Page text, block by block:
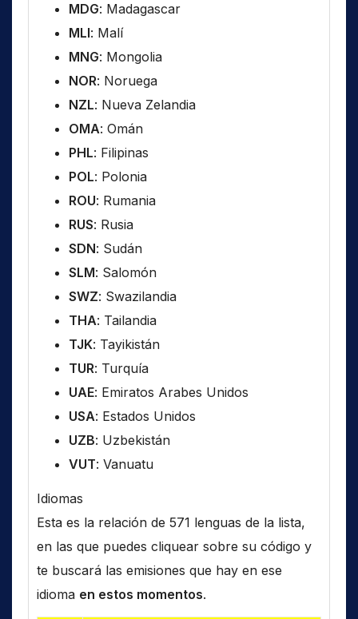
MDG: Madagascar
MLI: Malí
MNG: Mongolia
NOR: Noruega
NZL: Nueva Zelandia
OMA: Omán
PHL: Filipinas
POL: Polonia
ROU: Rumania
RUS: Rusia
SDN: Sudán
SLM: Salomón
SWZ: Swazilandia
THA: Tailandia
TJK: Tayikistán
TUR: Turquía
UAE: Emiratos Arabes Unidos
USA: Estados Unidos
UZB: Uzbekistán
VUT: Vanuatu
Idiomas
Esta es la relación de 571 lenguas de la lista,
en las que puedes cliquear sobre su código y
te buscará las emisiones que hay en ese
idioma en estos momentos.